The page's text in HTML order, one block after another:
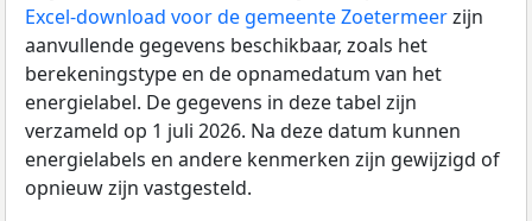
Excel-download voor de gemeente Zoetermeerzijn
aanvullende gegevens beschikbaar, zoals het
berekeningstype en de opnamedatum van het
energielabel. De gegevens in deze tabel zijn
verzameld op 1 juli 2026. Na deze datum kunnen
energielabels en andere kenmerken zijn gewijzigd of
opnieuw zijn vastgesteld.